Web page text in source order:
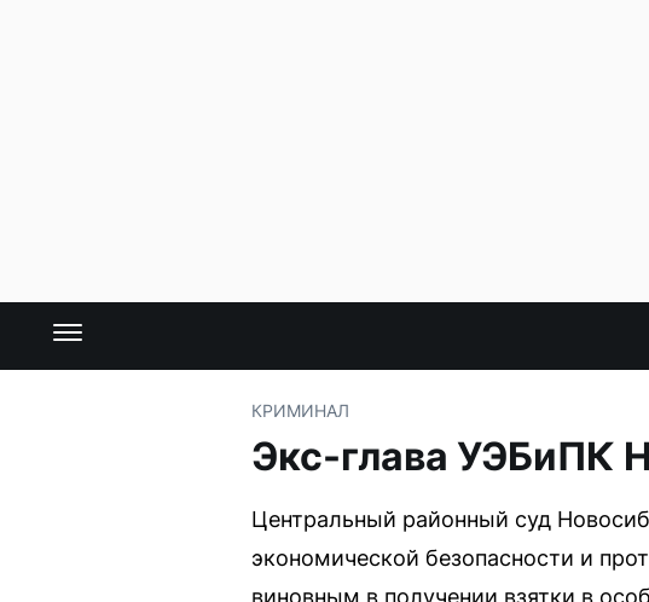
КРИМИНАЛ
Экс-глава УЭБиПК
Центральный районный суд
экономической безопасности и
виновным в получении взятки в